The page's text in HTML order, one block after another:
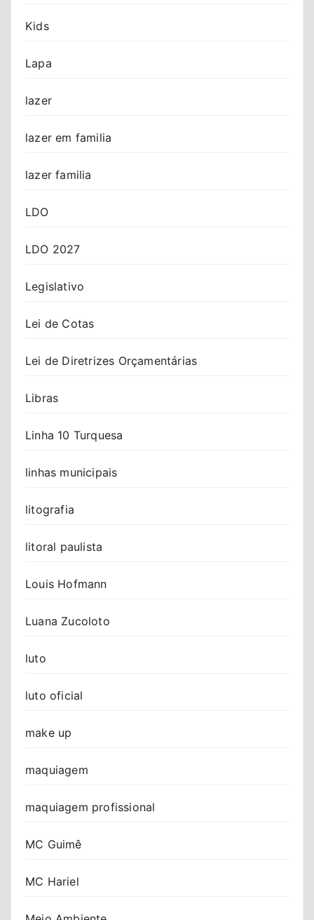
Kids
Lapa
lazer
lazer em familia
lazer familia
LDO
LDO 2027
Legislativo
Lei de Cotas
Lei de Diretrizes Orçamentárias
Libras
Linha 10 Turquesa
linhas municipais
litografia
litoral paulista
Louis Hofmann
Luana Zucoloto
luto
luto oficial
make up
maquiagem
maquiagem profissional
MC Guimê
MC Hariel